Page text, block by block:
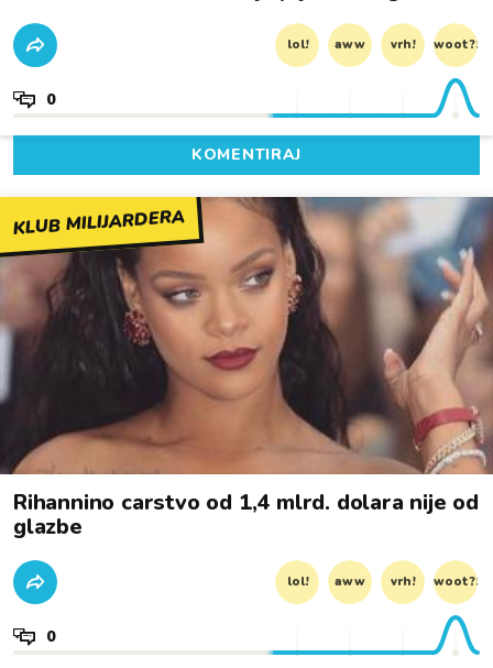
lol! aww vrh! woot?!
0
KOMENTIRAJ
KLUB MILIJARDERA
Rihannino carstvo od 1,4 mlrd. dolara nije od
glazbe
lol! aww vrh! woot?!
0